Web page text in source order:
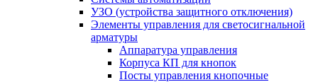
УЗО (устройства защитного отключения)
Элементы управления для светосигнальной
арматуры
Аппаратура управления
Корпуса КП для кнопок
Посты управления кнопочные